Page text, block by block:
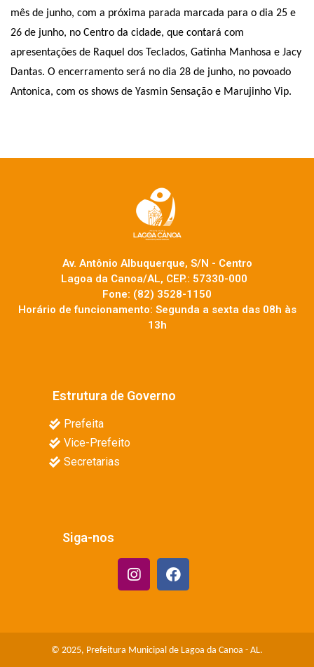
mês de junho, com a próxima parada marcada para o dia 25 e
26 de junho, no Centro da cidade, que contará com
apresentações de Raquel dos Teclados, Gatinha Manhosa e Jacy
Dantas. O encerramento será no dia 28 de junho, no povoado
Antonica, com os shows de Yasmin Sensação e Marujinho Vip.
Av. Antônio Albuquerque, S/N - Centro
Lagoa da Canoa/AL, CEP.: 57330-000
Fone: (82) 3528-1150
Horário de funcionamento: Segunda a sexta das 08h às
13h
Estrutura de Governo
Prefeita
Vice-Prefeito
Secretarias
Siga-nos
© 2025, Prefeitura Municipal de Lagoa da Canoa - AL.